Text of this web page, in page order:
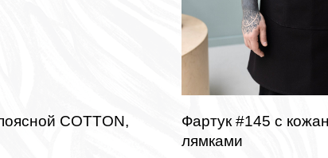
COTTON,
Фартук #145 с
лямками